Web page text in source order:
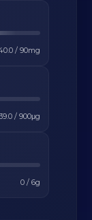
/ 90mg
/ 900μg
0/ 6g